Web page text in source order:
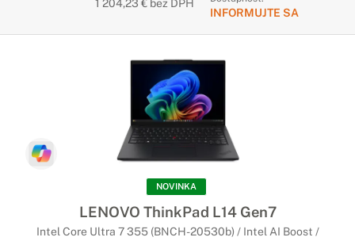
najdôležitejšie parametre notebooku patrí grafická karta a
výkonný herný procesor.
Pracovné notebooky Lenovo
Stvorené pre profesionálov
Pre profesionálne notebooky je typický vysoký výkon a
kvalitné spracovanie z prémiových materiálov. Sú určené
najmä pre ľudí, ktorí potrebujú spoľahlivý notebook na
každodennú náročnú prácu.
Notebooky Lenovo LOQ
1 204,23 € bez DPH
INFORMUJTE SA
NOVINKA
LENOVO ThinkPad L14 Gen7
Intel Core Ultra 7 355 (BNCH-20530b) / Intel AI Boost /